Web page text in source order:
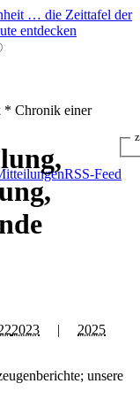
… die Zeittafel der
entdecken
* Chronik einer
RSS-Feed
2023 | 2025
unsere